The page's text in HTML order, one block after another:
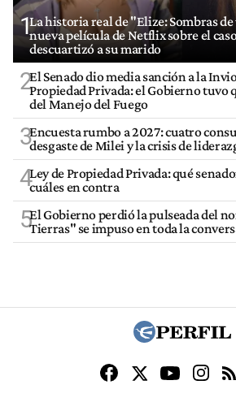
1La historia real de "Elize: Sombras
nueva película de Netflix sobre el
descuartizó a su marido
2El Senado dio media sanción a la
Propiedad Privada: el Gobierno tuvo
del Manejo del Fuego
3Encuesta rumbo a 2027: cuatro
desgaste de Milei y la crisis de
4Ley de Propiedad Privada: qué
cuáles en contra
5El Gobierno perdió la pulseada del
Tierras" se impuso en toda la